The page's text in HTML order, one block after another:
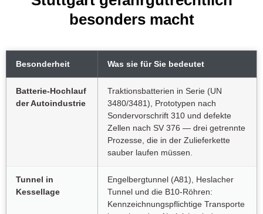
besonders macht
Besonderheit Was sie für Sie bedeutet
Batterie-Hochlauf
der Autoindustrie
Traktionsbatterien in Serie (UN
3480/3481), Prototypen nach
Sondervorschrift 310 und defekte
Zellen nach SV 376 — drei getrennte
Prozesse, die in der Zulieferkette
sauber laufen müssen.
Tunnel in
Kessellage
Engelbergtunnel (A81), Heslacher
Tunnel und die B10-Röhren:
Kennzeichnungspflichtige Transporte